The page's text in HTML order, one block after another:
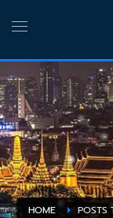
HOME POSTS